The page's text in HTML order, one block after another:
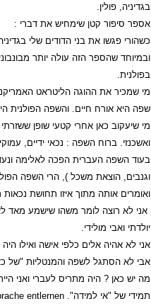
בגדיניה, פולין
אספר סיפור קטן שימחיש את דברי :
כשהורי פגשו את בני הדודים שלי
ובמיוחד שהספר הזה עולה יותר
בפולנית.
מי שמכיר את ההוגה הליטראט
שפה היא אורח חיים. והשפה הפולנית
מי שיעקוב כאן אחרי קטעי שופן
ואשכנזי. ברוח השפה : נכאי ידיים,
בעוד השפה העברית הפכה לאלימה
וגנבים, הוצאת משכל ), הרי השפה
ואומרים אותה מתוך איזו תחושת נכאות
אני לא רוצה לומר משהו שישמע מאד לא
יולדתי ואבי מולידי.
אני לא אהיה אלים כלפי אישה ואילו
אבי לא הסתגל לשפה והמנטליות "של
מה יש כאן ? היה מתריס לעברי ואני
תמידי של "אי למידה". entlernen